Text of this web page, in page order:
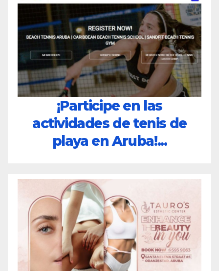
¡Participe en las
actividades de tenis de
playa en Aruba!...